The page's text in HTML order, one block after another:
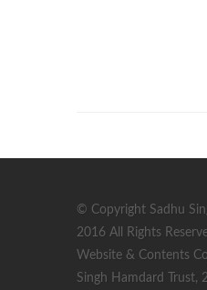
© Copyright Sadhu
2016 All Rights
Website & Contents
Singh Hamdard Trust,